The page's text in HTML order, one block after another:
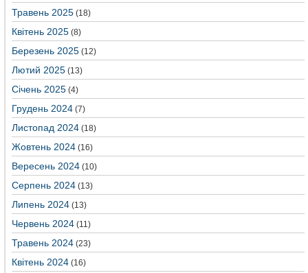
Травень 2025 (18)
Квітень 2025 (8)
Березень 2025 (12)
Лютий 2025 (13)
Січень 2025 (4)
Грудень 2024 (7)
Листопад 2024 (18)
Жовтень 2024 (16)
Вересень 2024 (10)
Серпень 2024 (13)
Липень 2024 (13)
Червень 2024 (11)
Травень 2024 (23)
Квітень 2024 (16)